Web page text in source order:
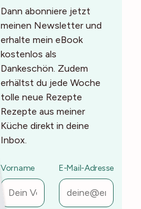
Dann abonniere jetzt
meinen Newsletter und
erhalte mein eBook
kostenlos als
Dankeschön. Zudem
erhältst du jede Woche
tolle neue Rezepte
Rezepte aus meiner
Küche direkt in deine
Inbox.
Vorname E-Mail-Adresse